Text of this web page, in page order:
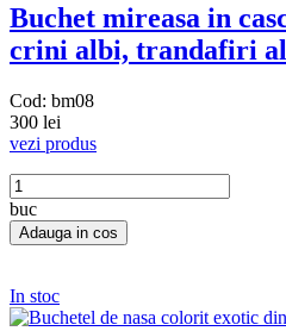
Buchet mireasa in
crini albi, trandafiri
Cod: bm08
300 lei
vezi produs
buc
In stoc